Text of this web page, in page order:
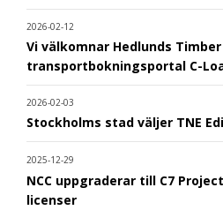
2026-02-12
Vi välkomnar Hedlunds
transportbokningsportal C-
2026-02-03
Stockholms stad väljer TNE
2025-12-29
NCC uppgraderar till C7
licenser